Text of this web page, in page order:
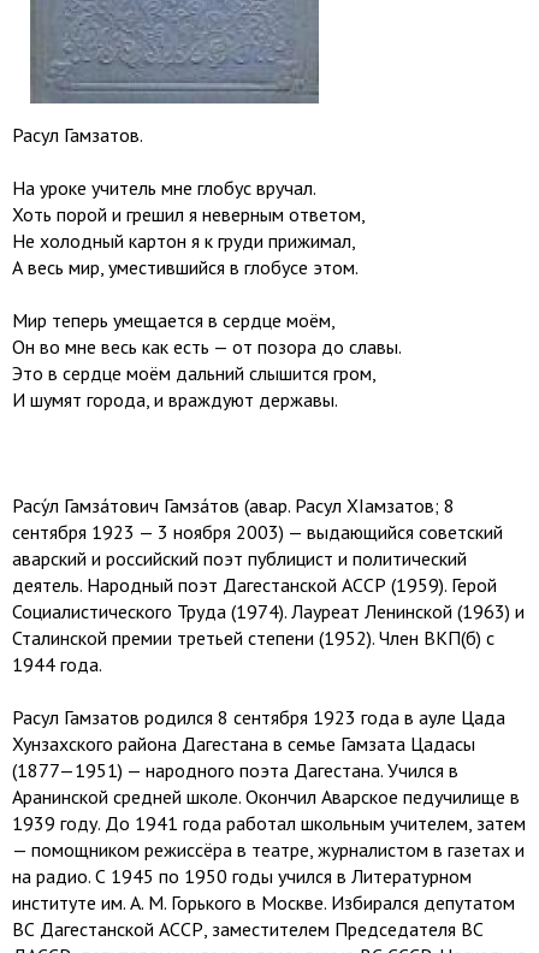
Расул Гамзатов.
На уроке учитель мне глобус вручал.
Хоть порой и грешил я неверным ответом,
Не холодный картон я к груди прижимал,
А весь мир, уместившийся в глобусе этом.
Мир теперь умещается в сердце моём,
Он во мне весь как есть — от позора до славы.
Это в сердце моём дальний слышится гром,
И шумят города, и враждуют державы.
Расу́л Гамза́тович Гамза́тов (авар. Расул XIамзатов; 8
сентября 1923 — 3 ноября 2003) — выдающийся советский
аварский и российский поэт публицист и политический
деятель. Народный поэт Дагестанской АССР (1959). Герой
Социалистического Труда (1974). Лауреат Ленинской (1963) и
Сталинской премии третьей степени (1952). Член ВКП(б) с
1944 года.
Расул Гамзатов родился 8 сентября 1923 года в ауле Цада
Хунзахского района Дагестана в семье Гамзата Цадасы
(1877—1951) — народного поэта Дагестана. Учился в
Аранинской средней школе. Окончил Аварское педучилище в
1939 году. До 1941 года работал школьным учителем, затем
— помощником режиссёра в театре, журналистом в газетах и
на радио. С 1945 по 1950 годы учился в Литературном
институте им. А. М. Горького в Москве. Избирался депутатом
ВС Дагестанской АССР, заместителем Председателя ВС